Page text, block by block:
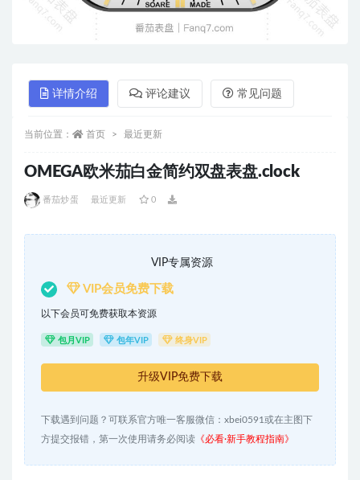
详情介绍 评论建议 常见问题
当前位置： 首页 最近更新
OMEGA欧米茄白金简约双盘表盘.clock
番茄炒蛋 最近更新 0
VIP专属资源
VIP会员免费下载
以下会员可免费获取本资源
包月VIP 包年VIP 终身VIP
升级VIP免费下载
下载遇到问题？可联系官方唯一客服微信：xbei0591或在主图下
方提交报错，第一次使用请务必阅读 《必看·新手教程指南》